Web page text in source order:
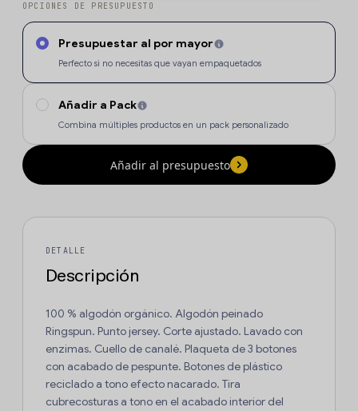
OPCIONES DE PRESUPUESTO
Presupuestar al por mayor
Perfecto si no necesitas que vayan empaquetados
Añadir a Pack
Combina múltiples productos en un pack personalizado
Añadir al presupuesto
DETALLE
Descripción
100 % algodón orgánico. Algodón peinado
Ringspun. Punto jersey. Corte ajustado. Lavado con
enzimas. Cuello de canalé. Plaqueta de 3 botones
con acabado de pespunte. Botones de plástico
reciclado a tono efecto nacarado. Tira
cubrecosturas a tono en el acabado interior del